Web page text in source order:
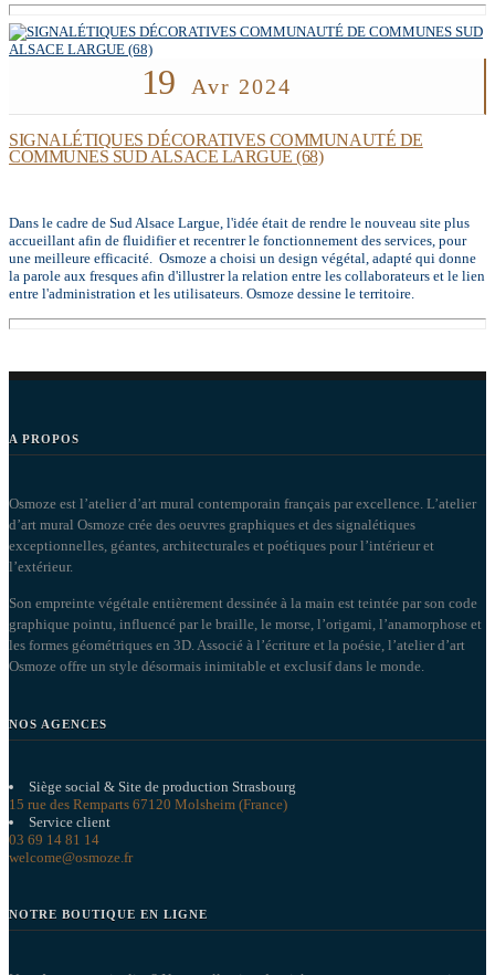
19 Avr 2024
SIGNALÉTIQUES DÉCORATIVES COMMUNAUTÉ DE
COMMUNES SUD ALSACE LARGUE (68)
Dans le cadre de Sud Alsace Largue, l'idée était de rendre le nouveau site plus
accueillant afin de fluidifier et recentrer le fonctionnement des services, pour
une meilleure efficacité. Osmoze a choisi un design végétal, adapté qui donne
la parole aux fresques afin d'illustrer la relation entre les collaborateurs et le lien
entre l'administration et les utilisateurs. Osmoze dessine le territoire.
A PROPOS
Osmoze est l’atelier d’art mural contemporain français par excellence. L’atelier
d’art mural Osmoze crée des oeuvres graphiques et des signalétiques
exceptionnelles, géantes, architecturales et poétiques pour l’intérieur et
l’extérieur.
Son empreinte végétale entièrement dessinée à la main est teintée par son code
graphique pointu, influencé par le braille, le morse, l’origami, l’anamorphose et
les formes géométriques en 3D. Associé à l’écriture et la poésie, l’atelier d’art
Osmoze offre un style désormais inimitable et exclusif dans le monde.
NOS AGENCES
Siège social & Site de production Strasbourg
15 rue des Remparts 67120 Molsheim (France)
Service client
03 69 14 81 14
welcome@osmoze.fr
NOTRE BOUTIQUE EN LIGNE